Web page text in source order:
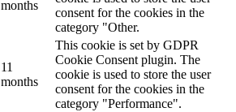
months
consent for the cookies in the
category "Other.
11
months
This cookie is set by GDPR
Cookie Consent plugin. The
cookie is used to store the user
consent for the cookies in the
category "Performance".